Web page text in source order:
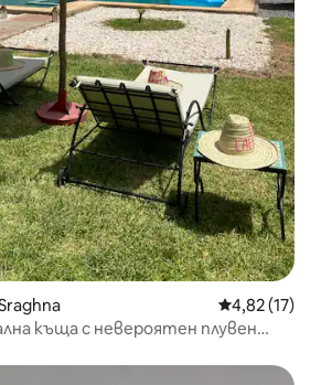
Средна
4,82 (17)
къща с невероятен плувен